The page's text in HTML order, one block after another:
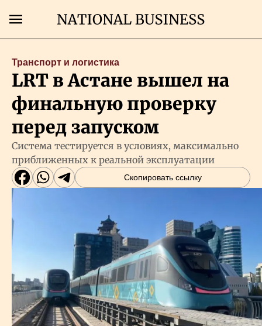
Главная
Экономика
Бизнес
Рынки
Технологии
Геополитика
Транспорт и логистика
LRT в Астане вышел на
финальную проверку
перед запуском
Система тестируется в условиях, максимально
приближенных к реальной эксплуатации
Скопировать ссылку